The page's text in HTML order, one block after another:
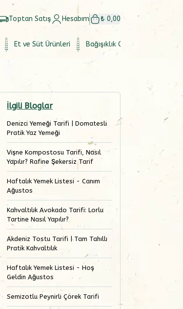
Toptan Satış Hesabım ₺ 0,00
Et ve Süt Ürünleri Bağışıklık Güçlendirici
İlgili Bloglar
Denizci Yemeği Tarifi | Domatesli
Pratik Yaz Yemeği
Vişne Kompostosu Tarifi, Nasıl
Yapılır? Rafine Şekersiz Tarif
Haftalık Yemek Listesi - Canım
Ağustos
Kahvaltılık Avokado Tarifi: Lorlu
Tartine Nasıl Yapılır?
Akdeniz Tostu Tarifi | Tam Tahıllı
Pratik Kahvaltılık
Haftalık Yemek Listesi - Hoş
Geldin Ağustos
Semizotlu Peynirli Çörek Tarifi